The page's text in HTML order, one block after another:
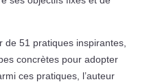
51 pratiques inspirantes,
concrètes pour adopter
ces pratiques, l’auteur